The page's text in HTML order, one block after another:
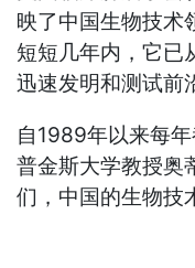
映了中国生物技术
短短几年内，它已
迅速发明和测试前
自1989年以来每
普金斯大学教授奥
们，中国的生物技